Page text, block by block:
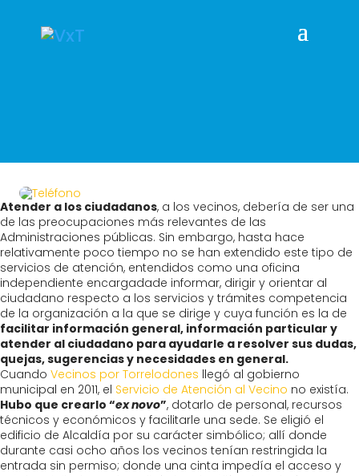
Atender a los ciudadanos, a los vecinos, debería de ser una
de las preocupaciones más relevantes de las
Administraciones públicas. Sin embargo, hasta hace
relativamente poco tiempo no se han extendido este tipo de
servicios de atención, entendidos como una oficina
independiente encargadade informar, dirigir y orientar al
ciudadano respecto a los servicios y trámites competencia
de la organización a la que se dirige y cuya función es la de
facilitar información general, información particular y
atender al ciudadano para ayudarle a resolver sus dudas,
quejas, sugerencias y necesidades en general.
Cuando Vecinos por Torrelodones llegó al gobierno
municipal en 2011, el Servicio de Atención al Vecino no existía.
Hubo que crearlo “ex novo”, dotarlo de personal, recursos
técnicos y económicos y facilitarle una sede. Se eligió el
edificio de Alcaldía por su carácter simbólico; allí donde
durante casi ocho años los vecinos tenían restringida la
entrada sin permiso; donde una cinta impedía el acceso y